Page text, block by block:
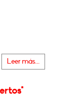
Leer más...